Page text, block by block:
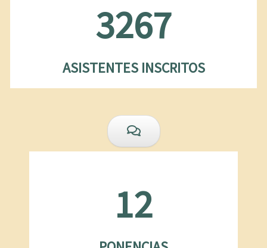
3267
ASISTENTES INSCRITOS
12